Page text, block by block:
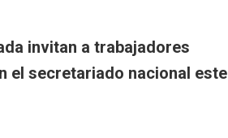
invitan a trabajadores
el secretariado nacional este